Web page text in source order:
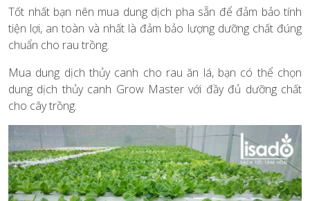
Tốt nhất bạn nên mua dung dịch pha sẵn để đảm bảo tính
tiện lợi, an toàn và nhất là đảm bảo lượng dưỡng chất đúng
chuẩn cho rau trồng.
Mua dung dịch thủy canh cho rau ăn lá, bạn có thể chọn
dung dịch thủy canh Grow Master với đầy đủ dưỡng chất
cho cây trồng.